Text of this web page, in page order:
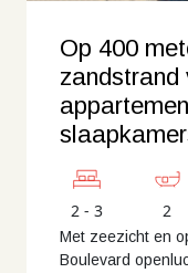
Op 400
zandstrand
2 - 3 2
Met zeezicht en
Boulevard